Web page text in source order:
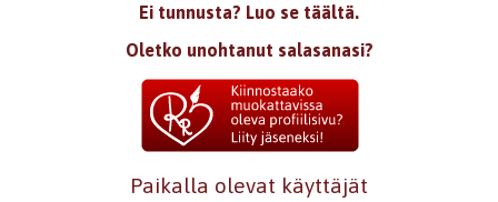
Ei tunnusta? Luo se täältä.
Oletko unohtanut salasanasi?
Paikalla olevat käyttäjät